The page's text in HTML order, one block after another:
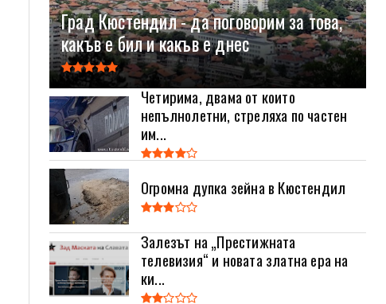
Град Кюстендил - да поговорим за това,
какъв е бил и какъв е днес
Четирима, двама от които
непълнолетни, стреляха по частен
им...
Огромна дупка зейна в Кюстендил
Залезът на „Престижната
телевизия“ и новата златна ера на
ки...